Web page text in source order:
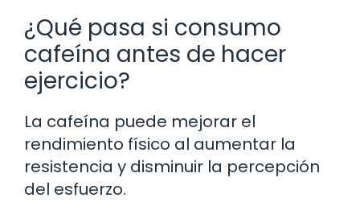
¿Qué pasa si consumo
cafeína antes de hacer
ejercicio?
La cafeína puede mejorar el
rendimiento físico al aumentar la
resistencia y disminuir la percepción
del esfuerzo.